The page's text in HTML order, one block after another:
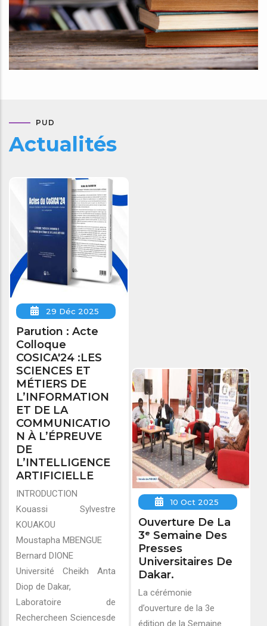
PUD
Actualités
29 Déc 2025
Parution : Acte
Colloque
COSICA'24 :LES
SCIENCES ET
MÉTIERS DE
L’INFORMATION
ET DE LA
COMMUNICATIO
N À L’ÉPREUVE
DE
L’INTELLIGENCE
ARTIFICIELLE
INTRODUCTION
Kouassi Sylvestre
KOUAKOU
Moustapha MBENGUE
Bernard DIONE
Université Cheikh Anta
Diop de Dakar,
Laboratoire de
Rechercheen Sciencesde
10 Oct 2025
Ouverture De La
3ᵉ Semaine Des
Presses
Universitaires De
Dakar.
La cérémonie
d’ouverture de la 3e
édition de la Semaine